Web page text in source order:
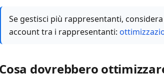
Se gestisci più rappresentanti,
account tra i rappresentanti:
Cosa dovrebbero